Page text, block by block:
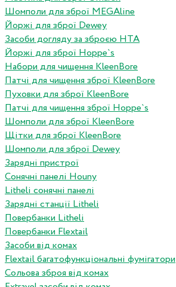
Шомполи для зброї MEGAline
Йоржі для зброї Dewey
Засоби догляду за зброєю HTA
Йоржі для зброї Hoppe`s
Набори для чищення KleenBore
Патчі для чищення зброї KleenBore
Пуховки для зброї KleenBore
Патчі для чищення зброї Hoppe`s
Шомполи для зброї KleenBore
Щітки для зброї KleenBore
Шомполи для зброї Dewey
Зарядні пристрої
Сонячні панелі Houny
Litheli сонячні панелі
Зарядні станції Litheli
Повербанки Litheli
Повербанки Flextail
Засоби від комах
Flextail багатофункціональні фумігатори
Сольова зброя від комах